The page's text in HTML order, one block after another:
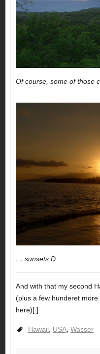
Of course, some of those
… sunsets:D
And with that my second
(plus a few hunderet
here)[:]
Hawaii USA, Wasser